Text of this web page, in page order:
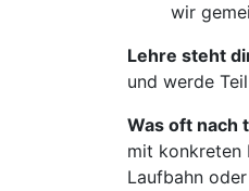
wir
Lehre steht
und werde
Was oft nach
mit konkreten
Laufbahn